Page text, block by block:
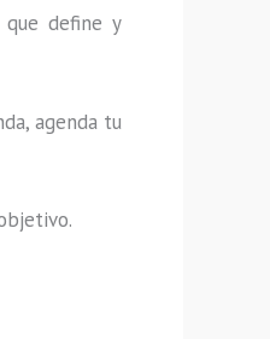
define y
agenda tu
objetivo.